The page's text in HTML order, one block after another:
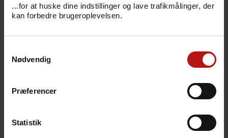
...for at huske dine indstillinger og lave trafikmålinger, der
kan forbedre brugeroplevelsen.
Nødvendig
Præferencer
Statistik